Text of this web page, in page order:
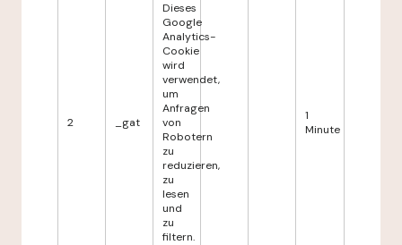
2 _gat
Dieses
Google
Analytics-
Cookie
wird
verwendet,
um
Anfragen
von
Robotern
zu
reduzieren,
zu
lesen
und
zu
filtern.
1
Minute